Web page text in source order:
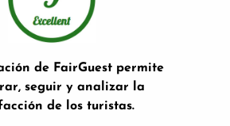
de FairGuest permite
seguir y analizar la
de los turistas.